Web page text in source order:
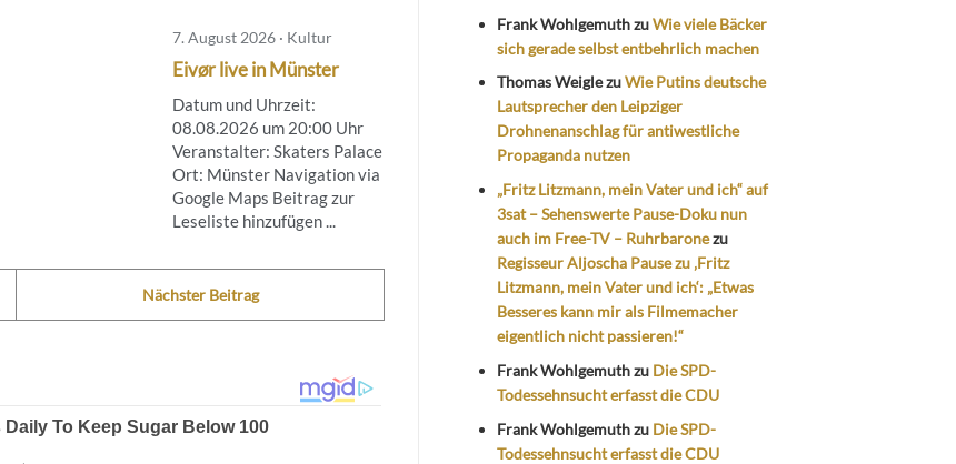
7. August 2026 · Kultur
Eivør live in Münster
Datum und Uhrzeit:
08.08.2026 um 20:00 Uhr
Veranstalter: Skaters Palace
Ort: Münster Navigation via
Google Maps Beitrag zur
Leseliste hinzufügen ...
Nächster Beitrag
Frank WohlgemuthzuWie viele Bäcker
sich gerade selbst entbehrlich machen
Thomas WeiglezuWie Putins deutsche
Lautsprecher den Leipziger
Drohnenanschlag für antiwestliche
Propaganda nutzen
„Fritz Litzmann, mein Vater und ich“ auf
3sat – Sehenswerte Pause-Doku nun
auch im Free-TV – Ruhrbaronezu
Regisseur Aljoscha Pause zu ‚Fritz
Litzmann, mein Vater und ich‘: „Etwas
Besseres kann mir als Filmemacher
eigentlich nicht passieren!“
Frank Wohlgemuthzu Die SPD-
Todessehnsucht erfasst die CDU
Frank Wohlgemuthzu Die SPD-
Todessehnsucht erfasst die CDU